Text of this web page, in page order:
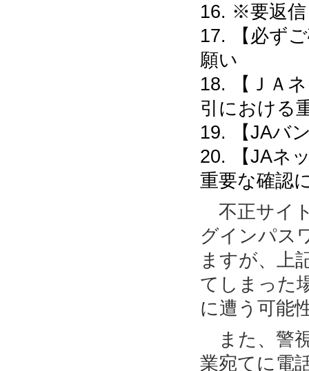
16. ※要返信
17. 【必ず
願い
18. 【ＪＡ
引における
19. 【JAバ
20. 【JAネ
重要な確認
不正サイ
グインパス
ますが、上
てしまった
に遭う可能
また、警
業宛てに電